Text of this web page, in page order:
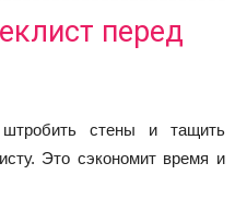
перед
стены и тащить
Это сэкономит время и